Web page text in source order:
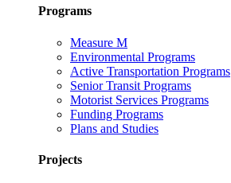
Programs
Measure M
Environmental Programs
Active Transportation Programs
Senior Transit Programs
Motorist Services Programs
Funding Programs
Plans and Studies
Projects